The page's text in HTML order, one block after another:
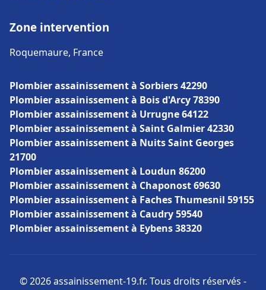
Zone intervention
Roquemaure, France
Plombier assainissement à Sorbiers 42290
Plombier assainissement à Bois d'Arcy 78390
Plombier assainissement à Urrugne 64122
Plombier assainissement à Saint Galmier 42330
Plombier assainissement à Nuits Saint Georges
21700
Plombier assainissement à Loudun 86200
Plombier assainissement à Chaponost 69630
Plombier assainissement à Faches Thumesnil 59155
Plombier assainissement à Caudry 59540
Plombier assainissement à Eybens 38320
© 2026 assainissement-19.fr. Tous droits réservés -